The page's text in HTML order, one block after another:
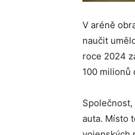
V aréně
naučit
roce 2024
100 milionů
auta. Místo